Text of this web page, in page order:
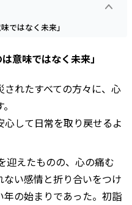
ではなく未来」
意味ではなく未来」
れたすべての方々に、心
して日常を取り戻せるよ
迎えたものの、心の痛む
い感情と折り合いをつけ
の始まりであった。初詣